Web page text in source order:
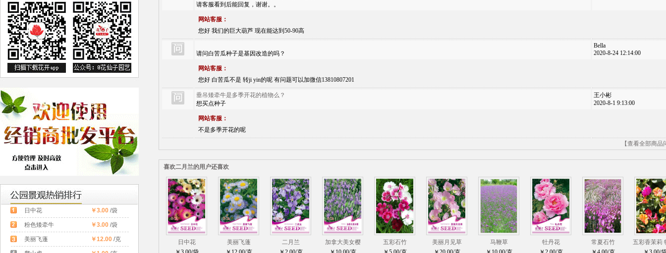
日中花 ￥3.00/袋
粉色矮牵牛 ￥3.00/袋
美丽飞蓬 ￥12.00/克
请客服看到后能回复，谢谢。。
网站客服：
您好 我们的巨大葫芦 现在能达到50-90高
请问白苦瓜种子是基因改造的吗？
Bella
2020-8-24 12:14:00
网站客服：
您好 白苦瓜不是 转ji yin的呢 有问题可以加微信13810807201
垂吊矮牵牛是多季开花的植物么？
想买点种子
王小彬
2020-8-1 9:13:00
网站客服：
不是多季开花的呢
【查看全部商品
喜欢二月兰的用户还喜欢
日中花
美丽飞蓬
二月兰
加拿大美女樱
五彩石竹
美丽月见草
马鞭草
牡丹花
常夏石竹
五彩香茉莉